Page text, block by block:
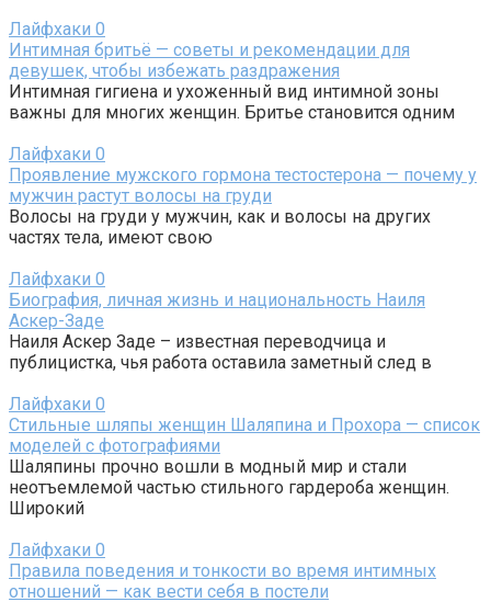
Лайфхаки 0
Интимная бритьё — советы и рекомендации для
девушек, чтобы избежать раздражения
Интимная гигиена и ухоженный вид интимной зоны
важны для многих женщин. Бритье становится одним
Лайфхаки 0
Проявление мужского гормона тестостерона — почему у
мужчин растут волосы на груди
Волосы на груди у мужчин, как и волосы на других
частях тела, имеют свою
Лайфхаки 0
Биография, личная жизнь и национальность Наиля
Аскер-Заде
Наиля Аскер Заде – известная переводчица и
публицистка, чья работа оставила заметный след в
Лайфхаки 0
Стильные шляпы женщин Шаляпина и Прохора — список
моделей с фотографиями
Шаляпины прочно вошли в модный мир и стали
неотъемлемой частью стильного гардероба женщин.
Широкий
Лайфхаки 0
Правила поведения и тонкости во время интимных
отношений — как вести себя в постели